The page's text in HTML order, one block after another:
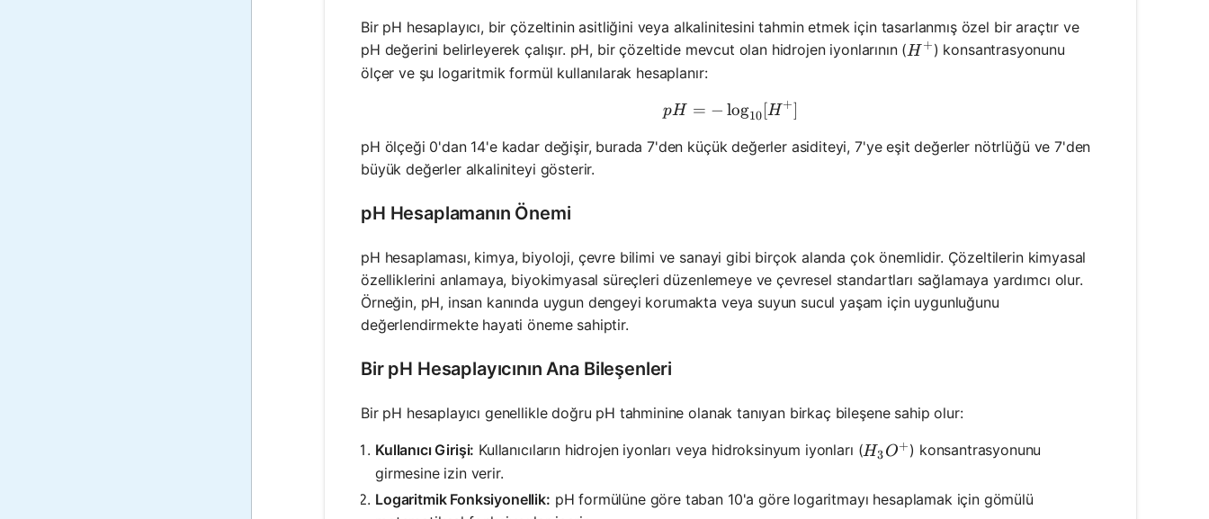
Bir pH hesaplayıcı, bir çözeltinin asitliğini veya alkalinitesini tahmin etmek için tasarlanmış özel bir araçtır ve
pH değerini belirleyerek çalışır. pH, bir çözeltide mevcut olan hidrojen iyonlarının (H^+
H +) konsantrasyonunu
ölçer ve şu logaritmik formül kullanılarak hesaplanır:
pH = -\log_{10}[H^+]
pH = − log10 [H+]
pH ölçeği 0'dan 14'e kadar değişir, burada 7'den küçük değerler asiditeyi, 7'ye eşit değerler nötrlüğü ve 7'den
büyük değerler alkaliniteyi gösterir.
pH Hesaplamanın Önemi
pH hesaplaması, kimya, biyoloji, çevre bilimi ve sanayi gibi birçok alanda çok önemlidir. Çözeltilerin kimyasal
özelliklerini anlamaya, biyokimyasal süreçleri düzenlemeye ve çevresel standartları sağlamaya yardımcı olur.
Örneğin, pH, insan kanında uygun dengeyi korumakta veya suyun sucul yaşam için uygunluğunu
değerlendirmekte hayati öneme sahiptir.
Bir pH Hesaplayıcının Ana Bileşenleri
Bir pH hesaplayıcı genellikle doğru pH tahminine olanak tanıyan birkaç bileşene sahip olur:
Kullanıcı Girişi: Kullanıcıların hidrojen iyonları veya hidroksinyum iyonları (H_3O^+
H3O+) konsantrasyonunu
girmesine izin verir.
Logaritmik Fonksiyonellik: pH formülüne göre taban 10'a göre logaritmayı hesaplamak için gömülü